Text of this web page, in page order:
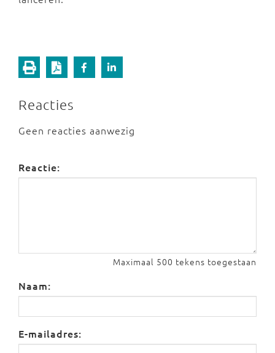
Reacties
Geen reacties aanwezig
Reactie:
Maximaal 500 tekens toegestaan
Naam:
E-mailadres: